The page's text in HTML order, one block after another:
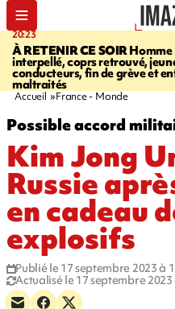
20:23
À RETENIR CE SOIRHomme
interpellé, coprs retrouvé,
conducteurs, fin de grève et
maltraités
Accueil France - Monde
Possible accord
Kim Jong
Russie
en cadeau
explosifs
Publié le 17 septembre 2023 à
Actualisé le 17 septembre 2023